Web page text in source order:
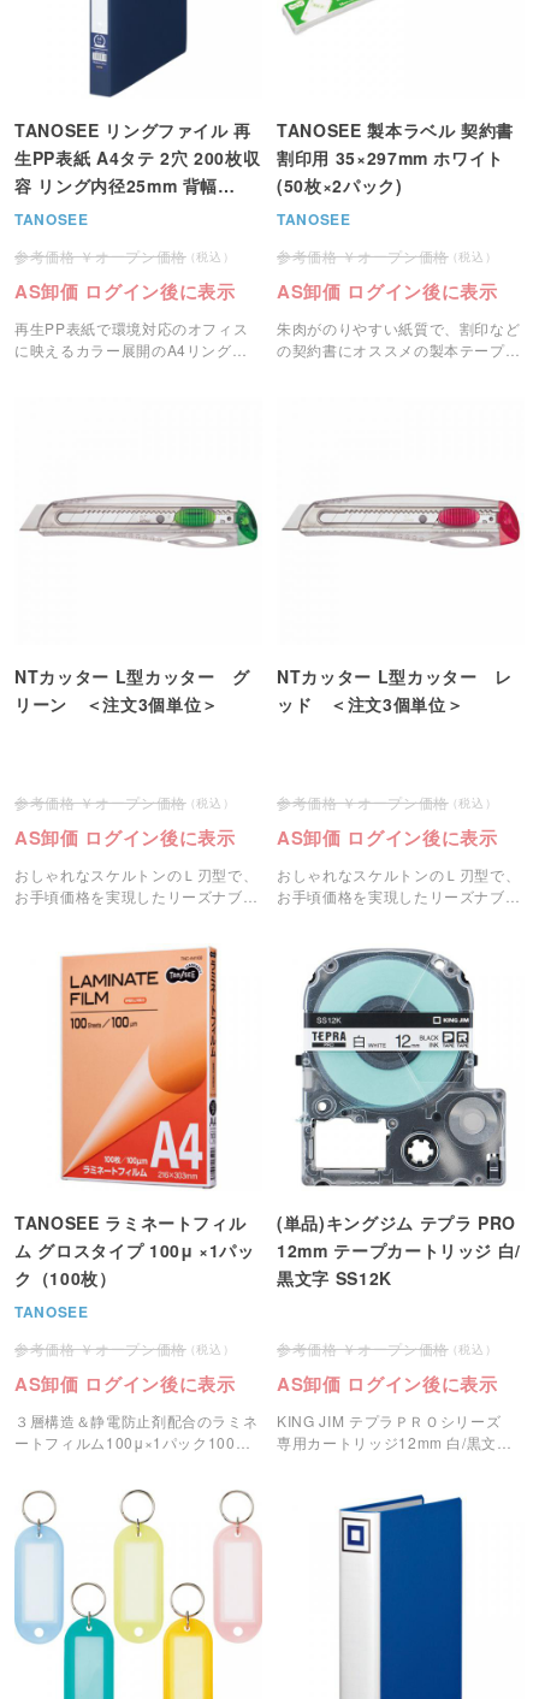
TANOSEE リングファイル 再
生PP表紙 A4タテ 2穴 200枚収
容 リング内径25mm 背幅
30mm インディゴブルー＜注
TANOSEE
オープン価格
AS卸価 ログイン後に表示
再生PP表紙で環境対応のオフィス
に映えるカラー展開のA4リングフ
TANOSEE 製本ラベル 契約書
割印用 35×297mm ホワイト
(50枚×2パック)
TANOSEE
オープン価格
AS卸価 ログイン後に表示
朱肉がのりやすい紙質で、割印など
の契約書にオススメの製本テープで
NTカッター L型カッター グ
リーン ＜注文3個単位＞
オープン価格
AS卸価 ログイン後に表示
おしゃれなスケルトンのＬ刃型で、
お手頃価格を実現したリーズナブル
NTカッター L型カッター レ
ッド ＜注文3個単位＞
オープン価格
AS卸価 ログイン後に表示
おしゃれなスケルトンのＬ刃型で、
お手頃価格を実現したリーズナブル
TANOSEE ラミネートフィル
ム グロスタイプ 100μ ×1パッ
ク（100枚）
TANOSEE
オープン価格
AS卸価 ログイン後に表示
３層構造＆静電防止剤配合のラミネ
ートフィルム100μ×1パック100枚
(単品)キングジム テプラ PRO
12mm テープカートリッジ 白/
黒文字 SS12K
オープン価格
AS卸価 ログイン後に表示
KING JIM テプラＰＲＯシリーズ
専用カートリッジ12mm 白/黒文字